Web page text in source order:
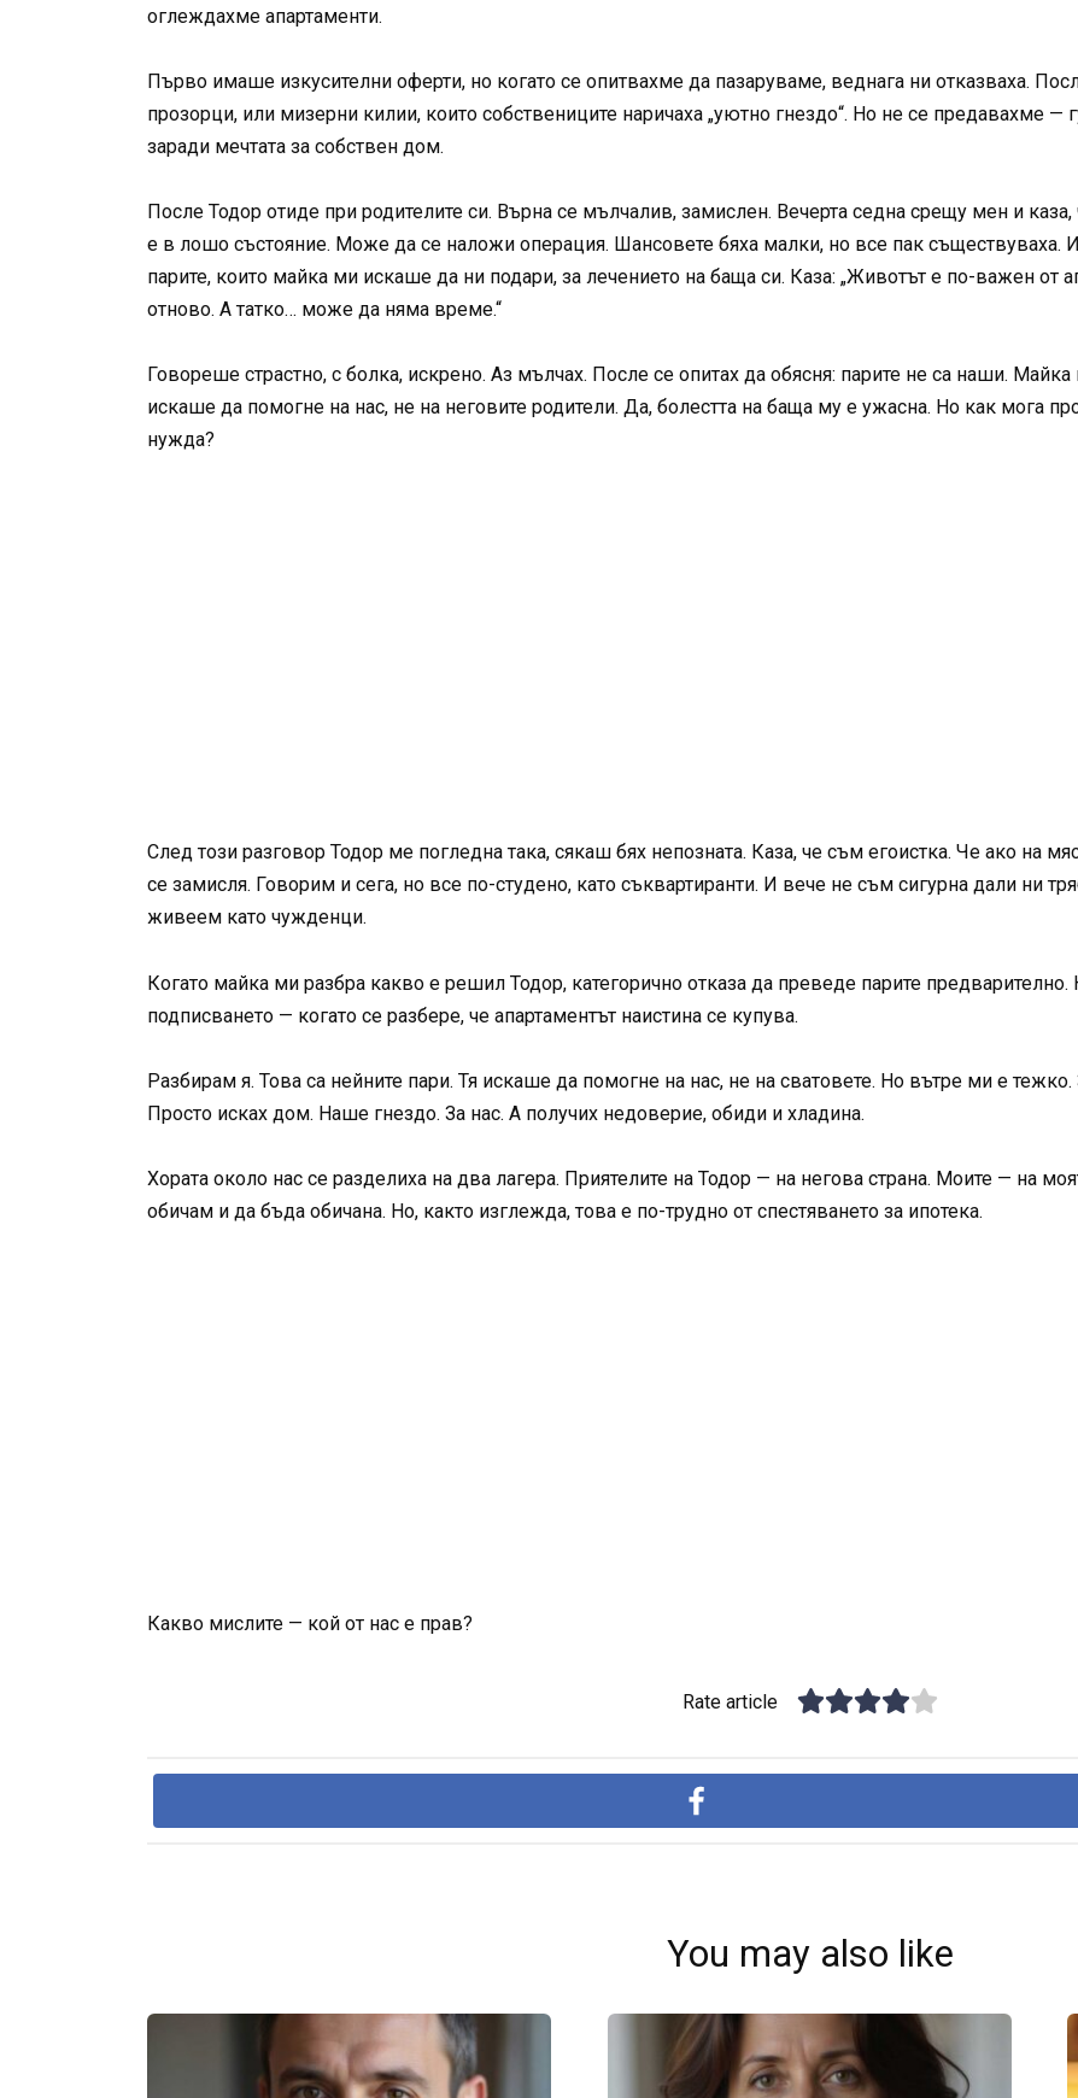
оглеждахме апартаменти.
Първо имаше изкусителни оферти, но когато се опитвахме да пазаруваме, веднага ни отказваха.
прозорци, или мизерни килии, които собствениците наричаха „уютно гнездо“. Но не се предавахме
заради мечтата за собствен дом.
После Тодор отиде при родителите си. Върна се мълчалив, замислен. Вечерта седна срещу мен и
е в лошо състояние. Може да се наложи операция. Шансовете бяха малки, но все пак съществуваха.
парите, които майка ми искаше да ни подари, за лечението на баща си. Каза: „Животът е по-важен от
отново. А татко… може да няма време.“
Говореше страстно, с болка, искрено. Аз мълчах. После се опитах да обясня: парите не са наши.
искаше да помогне на нас, не на неговите родители. Да, болестта на баща му е ужасна. Но как мога
нужда?
След този разговор Тодор ме погледна така, сякаш бях непозната. Каза, че съм егоистка. Че ако на
се замисля. Говорим и сега, но все по-студено, като съквартиранти. И вече не съм сигурна дали ни
живеем като чужденци.
Когато майка ми разбра какво е решил Тодор, категорично отказа да преведе парите
подписването — когато се разбере, че апартаментът наистина се купува.
Разбирам я. Това са нейните пари. Тя искаше да помогне на нас, не на сватовете. Но вътре ми е
Просто исках дом. Наше гнездо. За нас. А получих недоверие, обиди и хладина.
Хората около нас се разделиха на два лагера. Приятелите на Тодор — на негова страна. Моите — на
обичам и да бъда обичана. Но, както изглежда, това е по-трудно от спестяването за ипотека.
Какво мислите — кой от нас е прав?
Rate article
You may also like